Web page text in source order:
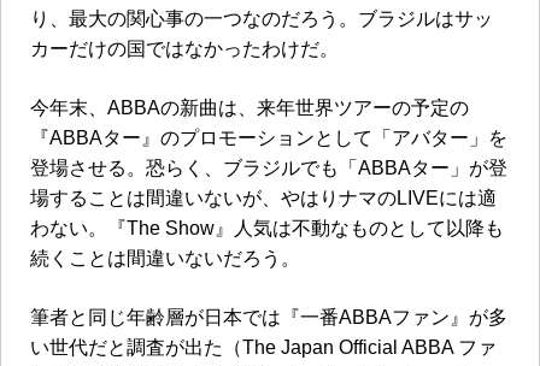
り、最大の関心事の一つなのだろう。ブラジルはサッ
カーだけの国ではなかったわけだ。
今年末、 ABBAの新曲は、来年世界ツアーの予定の
『ABBAター』のプロモーションとして「アバター」を
登場させる。恐らく、ブラジルでも「 ABBAター」が登
場することは間違いないが、やはりナマのLIVEには適
わない。『The Show 』人気は不動なものとして以降も
続くことは間違いないだろう。
筆者と同じ年齢層が日本では『一番ABBAファン』が多
い世代だと調査が出た（The Japan Official ABBA ファ